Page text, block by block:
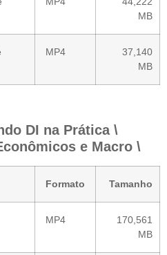
MB
MP4
37,140
MB
DI na Prática \
e Macro \
Formato Tamanho
MP4
170,561
MB